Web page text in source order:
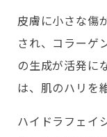
皮膚に小さな傷
され、コラーゲ
の生成が活発に
は、肌のハリを
ハイドラフェイ